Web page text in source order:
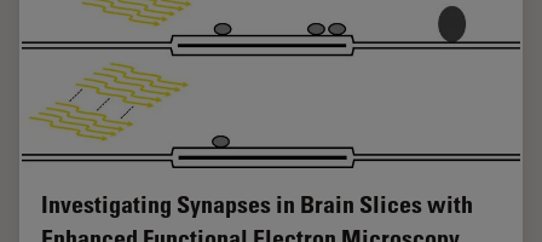
Investigating Synapses in Brain Slices with